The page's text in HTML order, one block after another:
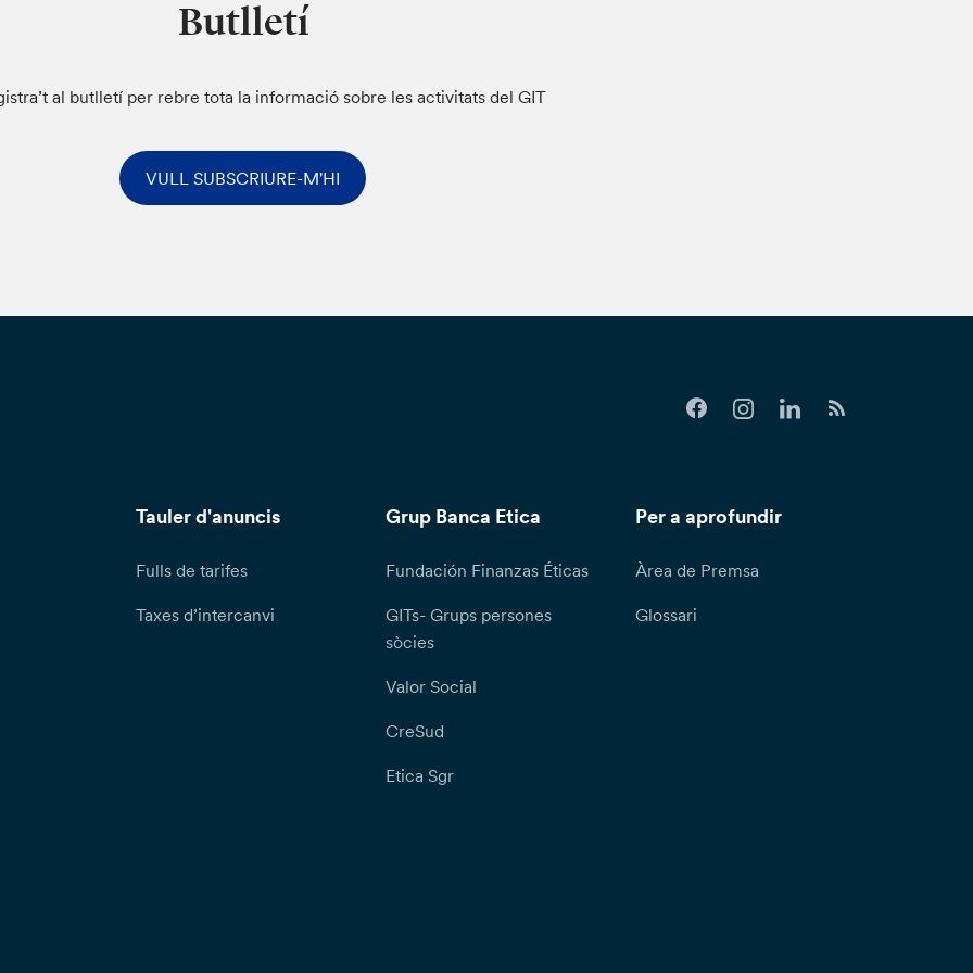
Butlletí
al butlletí per rebre tota la informació sobre les activitats del GIT
VULL SUBSCRIURE-M'HI
Tauler d'anuncis
Fulls de tarifes
Taxes d’intercanvi
Grup Banca Etica
Fundación Finanzas Éticas
GITs- Grups persones
sòcies
Valor Social
CreSud
Etica Sgr
Per a aprofundir
Àrea de Premsa
Glossari